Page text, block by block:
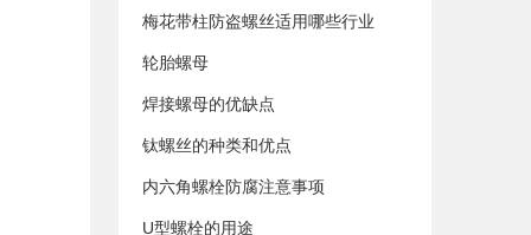
梅花带柱防盗螺丝适用哪些行业
轮胎螺母
焊接螺母的优缺点
钛螺丝的种类和优点
内六角螺栓防腐注意事项
U型螺栓的用途